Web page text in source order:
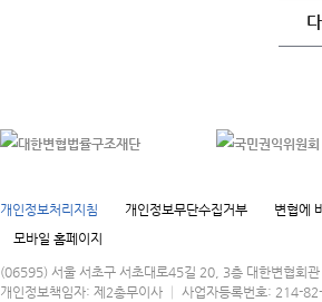
개인정보처리지침 개인정보무단수집거부
변협에
모바일 홈페이지
(06595) 서울 서초구 서초대로45길 20, 3층 대한변협회
개인정보책임자: 제2총무이사 │ 사업자등록번호: